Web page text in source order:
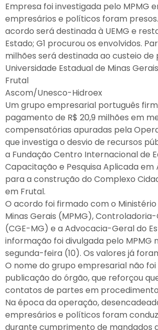
Empresa foi investigada pelo MPMG
empresários e políticos foram
acordo será destinada à UEMG e
Estado; G1 procurou os envolvidos.
milhões será destinada ao custeio de
Universidade Estadual de Minas
Frutal
Ascom/Unesco-Hidroex
Um grupo empresarial português
pagamento de R$ 20,9 milhões em
compensatórias apuradas pela
que investiga o desvio de recursos
a Fundação Centro Internacional de
Capacitação e Pesquisa Aplicada em
para a construção do Complexo
em Frutal.
O acordo foi firmado com o Ministério
Minas Gerais (MPMG),
(CGE-MG) e a Advocacia-Geral do
informação foi divulgada pelo MPMG
segunda-feira (10). Os valores já
O nome do grupo empresarial não
publicação do órgão, que reforçou
contatos de partes em
Na época da operação,
empresários e políticos foram
durante cumprimento de mandados